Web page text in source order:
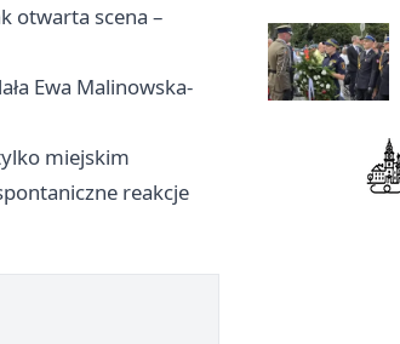
otwarta scena –
Ewa Malinowska-
miejskim
reakcje